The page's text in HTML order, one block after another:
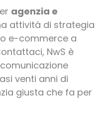
agenzia e
attività di strategia
e-commerce a
NwS è
venti anni di
giusta che fa per